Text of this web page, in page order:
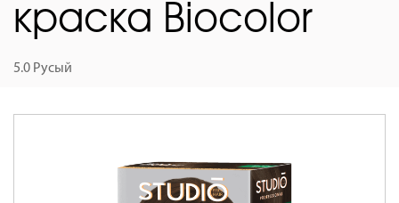
краска Вiocolor
5.0 Русый